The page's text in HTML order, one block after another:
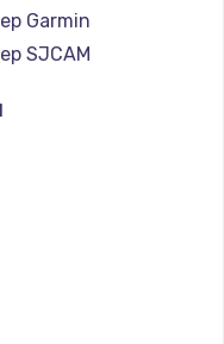
Garmin
SJCAM